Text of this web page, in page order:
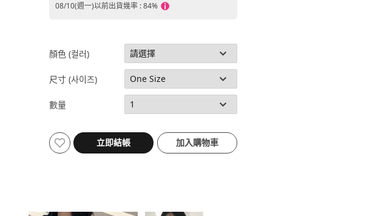
08/10(週一)以前出貨幾率 : 84%
顏色 (컬러)
尺寸 (사이즈)
數量